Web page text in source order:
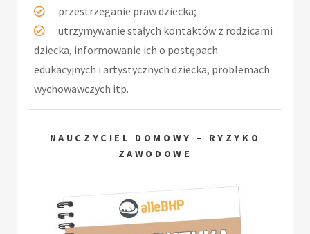
przestrzeganie praw dziecka;
utrzymywanie stałych kontaktów z rodzicami
dziecka, informowanie ich o postępach
edukacyjnych i artystycznych dziecka, problemach
wychowawczych itp.
NAUCZYCIEL DOMOWY – RYZYKO
ZAWODOWE